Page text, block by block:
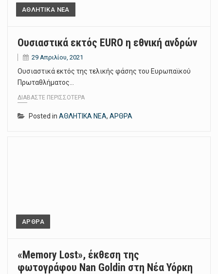
ΑΘΛΗΤΙΚΑ ΝΕΑ
Ουσιαστικά εκτός EURO η εθνική ανδρών
29 Απριλίου, 2021
Ουσιαστικά εκτός της τελικής φάσης του Ευρωπαϊκού
Πρωταθλήματος…
ΔΙΑΒΆΣΤΕ ΠΕΡΙΣΣΌΤΕΡΑ
Posted in ΑΘΛΗΤΙΚΑ ΝΕΑ, ΑΡΘΡΑ
ΑΡΘΡΑ
«Memory Lost», έκθεση της
φωτογράφου Nan Goldin στη Νέα Υόρκη